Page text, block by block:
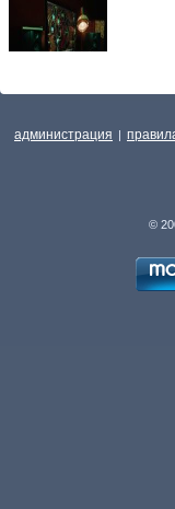
администрация |
©